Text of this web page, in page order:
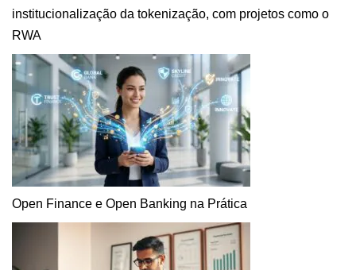
institucionalização da tokenização, com projetos como o
RWA
Open Finance e Open Banking na Prática